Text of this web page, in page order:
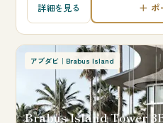
詳細を見る ＋ ポ
アブダビ｜Brabus Island
Brabus Island Tower